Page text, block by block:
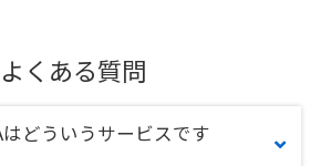
よくある質問
どういうサービスです